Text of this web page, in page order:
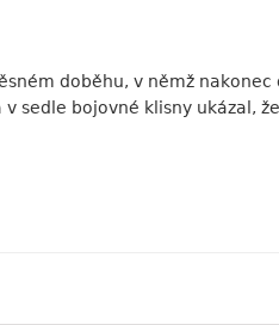
doběhu, v němž
sedle bojovné klisny ukázal,